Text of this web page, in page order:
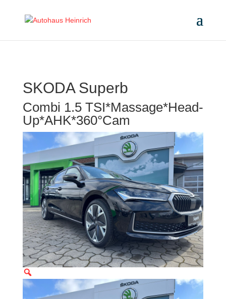
SKODA Superb
Combi 1.5 TSI*Massage*Head-
Up*AHK*360°Cam